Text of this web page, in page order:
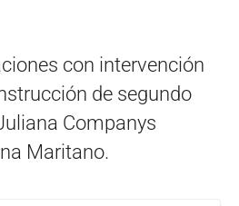
con intervención
de segundo
Companys
Maritano.